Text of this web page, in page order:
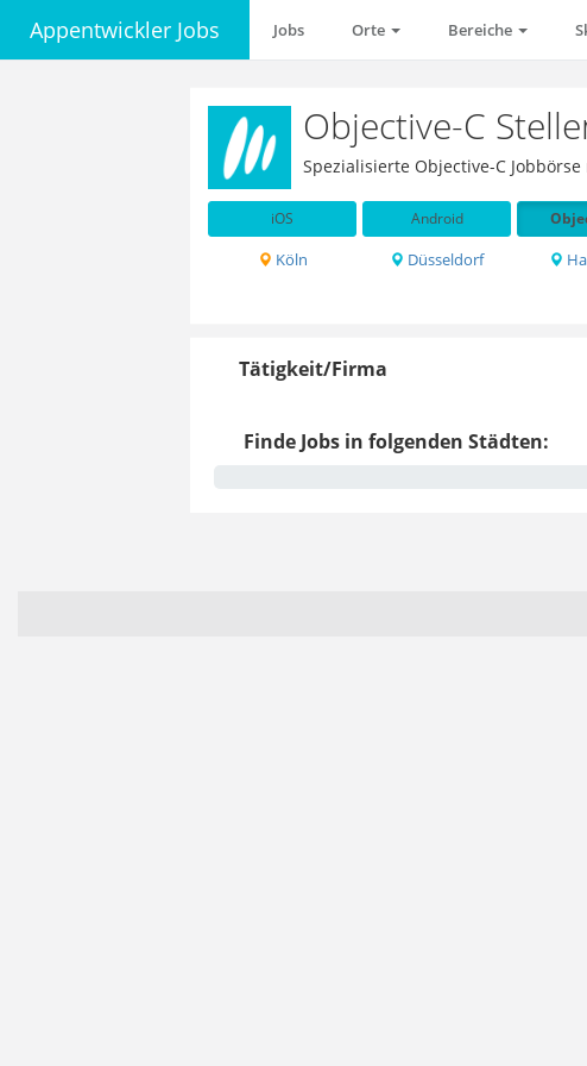
Appentwickler Jobs Jobs Orte Bereiche
Objective-C
Spezialisierte Objective-C
iOS Android
Köln Düsseldorf
Tätigkeit/Firma
Finde Jobs in folgenden Städten: